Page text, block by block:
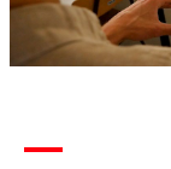
Karrier